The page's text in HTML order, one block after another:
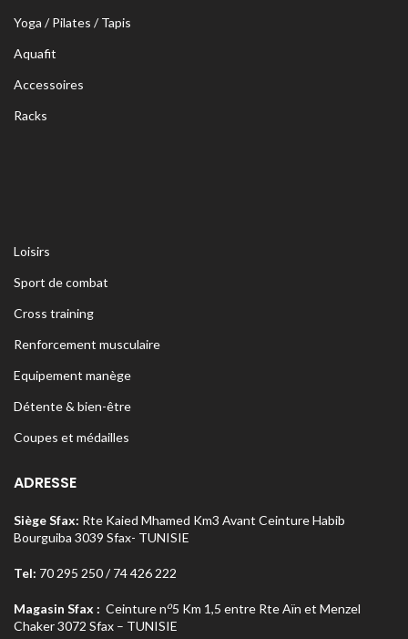
Yoga / Pilates / Tapis
Aquafit
Accessoires
Racks
Loisirs
Sport de combat
Cross training
Renforcement musculaire
Equipement manège
Détente & bien-être
Coupes et médailles
ADRESSE
Siège Sfax: Rte Kaied Mhamed Km3 Avant Ceinture Habib
Bourguiba 3039 Sfax- TUNISIE
Tel: 70 295 250 / 74 426 222
Magasin Sfax : Ceinture no5 Km 1,5 entre Rte Aïn et Menzel
Chaker 3072 Sfax – TUNISIE